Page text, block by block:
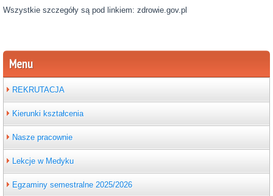
Menu
REKRUTACJA
Kierunki kształcenia
Nasze pracownie
Lekcje w Medyku
Egzaminy semestralne 2025/2026
Wszystkie szczegóły są pod linkiem: zdrowie.gov.pl